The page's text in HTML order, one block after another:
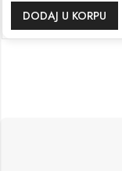
DODAJ U KORPU